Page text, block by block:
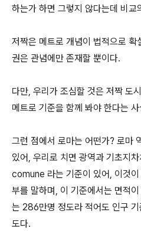
하는가 하면 그렇지 않다는데 비교
저짝은 메트로 개념이 법적으로
권은 관념에만 존재할 뿐이다.
다만, 우리가 조심할 것은 저짝 도
메트로 기준을 함께 봐야 한다는
그런 점에서 로마는 어떤가? 로마
있어, 우리로 치면 광역과 기초지
comune 라는 기준이 있어, 이것
부를 말하며, 이 기준에서는 면적
는 286만명 정도라 적어도 인구
도다.